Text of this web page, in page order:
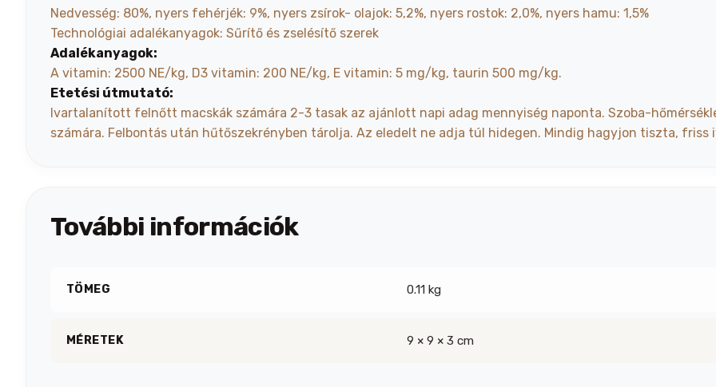
Nedvesség: 80%, nyers fehérjék: 9%, nyers zsírok- olajok: 5,2%, nyers rostok: 2,0%, nyers hamu: 1,5%
Technológiai adalékanyagok: Sűrítő és zselésítő szerek
Adalékanyagok:
A vitamin: 2500 NE/kg, D3 vitamin: 200 NE/kg, E vitamin: 5 mg/kg, taurin 500 mg/kg.
Etetési útmutató:
Ivartalanított felnőtt macskák számára 2-3 tasak az ajánlott napi adag mennyiség naponta. Szoba-
számára. Felbontás után hűtőszekrényben tárolja. Az eledelt ne adja túl hidegen. Mindig hagyjon tiszta, friss
További információk
TÖMEG 0.11 kg
MÉRETEK 9 × 9 × 3 cm